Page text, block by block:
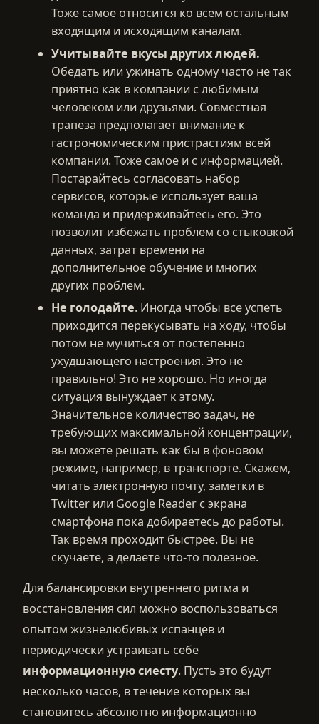
Тоже самое относится ко всем остальным
входящим и исходящим каналам.
Учитывайте вкусы других людей.
Обедать или ужинать одному часто не так
приятно как в компании с любимым
человеком или друзьями. Совместная
трапеза предполагает внимание к
гастрономическим пристрастиям всей
компании. Тоже самое и с информацией.
Постарайтесь согласовать набор
сервисов, которые использует ваша
команда и придерживайтесь его. Это
позволит избежать проблем со стыковкой
данных, затрат времени на
дополнительное обучение и многих
других проблем.
Не голодайте. Иногда чтобы все успеть
приходится перекусывать на ходу, чтобы
потом не мучиться от постепенно
ухудшающего настроения. Это не
правильно! Это не хорошо. Но иногда
ситуация вынуждает к этому.
Значительное количество задач, не
требующих максимальной концентрации,
вы можете решать как бы в фоновом
режиме, например, в транспорте. Скажем,
читать электронную почту, заметки в
Twitter или Google Reader с экрана
смартфона пока добираетесь до работы.
Так время проходит быстрее. Вы не
скучаете, а делаете что-то полезное.
Для балансировки внутреннего ритма и
восстановления сил можно воспользоваться
опытом жизнелюбивых испанцев и
периодически устраивать себе
информационную сиесту. Пусть это будут
несколько часов, в течение которых вы
становитесь абсолютно информационно